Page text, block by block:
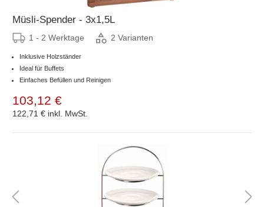
Müsli-Spender - 3x1,5L
1 - 2 Werktage 2 Varianten
Inklusive Holzständer
Ideal für Buffets
Einfaches Befüllen und Reinigen
103,12 €
122,71 € inkl. MwSt.